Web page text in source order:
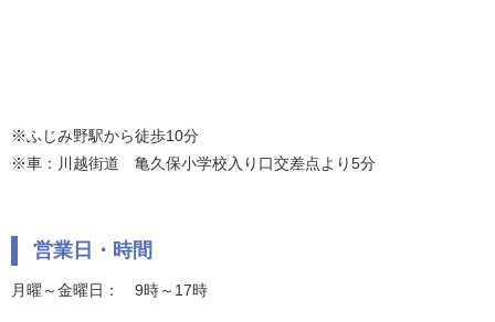
※ふじみ野駅から徒歩10分
※車：川越街道 亀久保小学校入り口交差点より5分
営業日・時間
月曜～金曜日： 9時～17時